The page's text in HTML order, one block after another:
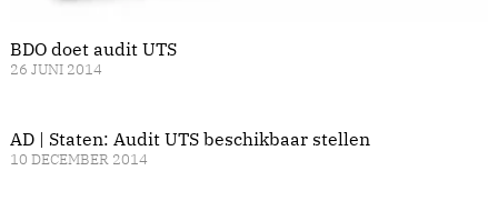
BDO doet audit UTS
26 JUNI 2014
AD | Staten: Audit UTS beschikbaar stellen
10 DECEMBER 2014